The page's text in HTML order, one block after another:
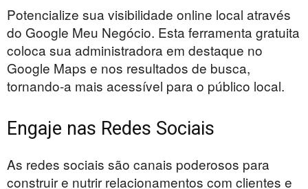
Potencialize sua visibilidade online local através
do Google Meu Negócio. Esta ferramenta gratuita
coloca sua administradora em destaque no
Google Maps e nos resultados de busca,
tornando-a mais acessível para o público local.
Engaje nas Redes Sociais
As redes sociais são canais poderosos para
construir e nutrir relacionamentos com clientes e